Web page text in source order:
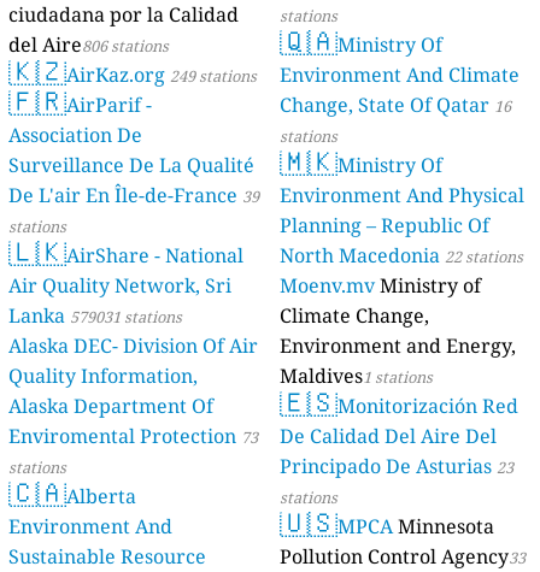
ciudadana por la Calidad
del Aire806 stations
🇰🇿AirKaz.org 249 stations
🇫🇷AirParif -
Association De
Surveillance De La Qualité
De L'air En Île-de-France 39
stations
🇱🇰AirShare - National
Air Quality Network, Sri
Lanka 579031 stations
Alaska DEC- Division Of Air
Quality Information,
Alaska Department Of
Enviromental Protection 73
stations
🇨🇦Alberta
Environment And
Sustainable Resource
stations
🇶🇦Ministry Of
Environment And Climate
Change, State Of Qatar 16
stations
🇲🇰Ministry Of
Environment And Physical
Planning – Republic Of
North Macedonia 22 stations
Moenv.mvMinistry of
Climate Change,
Environment and Energy,
Maldives1 stations
🇪🇸Monitorización Red
De Calidad Del Aire Del
Principado De Asturias 23
stations
🇺🇸MPCAMinnesota
Pollution Control Agency33